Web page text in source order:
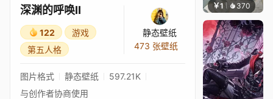
深渊的呼唤II
122
游戏
第五人格
静态壁纸
473 张壁纸
图片格式 静态壁纸
597.21K
与创作者协商使用
￥1 370 L-y 阴